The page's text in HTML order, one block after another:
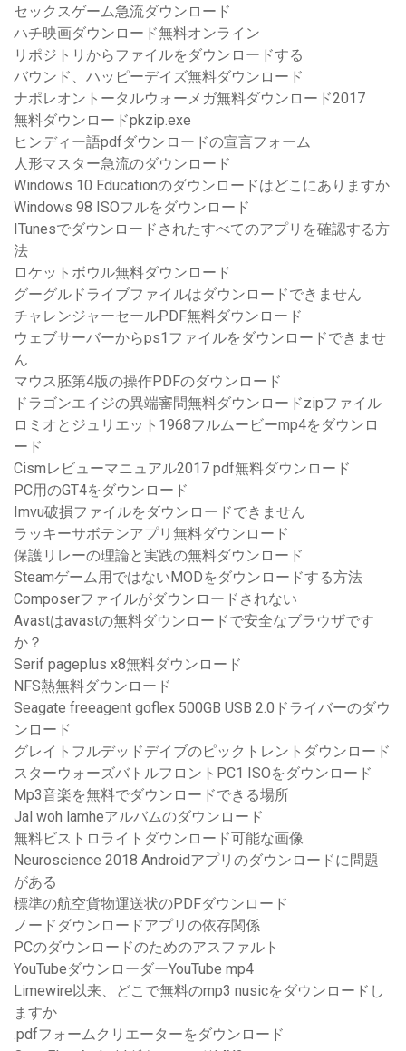
セックスゲーム急流ダウンロード
ハチ映画ダウンロード無料オンライン
リポジトリからファイルをダウンロードする
バウンド、ハッピーデイズ無料ダウンロード
ナポレオントータルウォーメガ無料ダウンロード2017
無料ダウンロードpkzip.exe
ヒンディー語pdfダウンロードの宣言フォーム
人形マスター急流のダウンロード
Windows 10 Educationのダウンロードはどこにありますか
Windows 98 ISOフルをダウンロード
ITunesでダウンロードされたすべてのアプリを確認する方
法
ロケットボウル無料ダウンロード
グーグルドライブファイルはダウンロードできません
チャレンジャーセールPDF無料ダウンロード
ウェブサーバーからps1ファイルをダウンロードできませ
ん
マウス胚第4版の操作PDFのダウンロード
ドラゴンエイジの異端審問無料ダウンロードzipファイル
ロミオとジュリエット1968フルムービーmp4をダウンロ
ード
Cismレビューマニュアル2017 pdf無料ダウンロード
PC用のGT4をダウンロード
Imvu破損ファイルをダウンロードできません
ラッキーサボテンアプリ無料ダウンロード
保護リレーの理論と実践の無料ダウンロード
Steamゲーム用ではないMODをダウンロードする方法
Composerファイルがダウンロードされない
Avastはavastの無料ダウンロードで安全なブラウザです
か？
Serif pageplus x8無料ダウンロード
NFS熱無料ダウンロード
Seagate freeagent goflex 500GB USB 2.0ドライバーのダウ
ンロード
グレイトフルデッドデイブのピックトレントダウンロード
スターウォーズバトルフロントPC1 ISOをダウンロード
Mp3音楽を無料でダウンロードできる場所
Jal woh lamheアルバムのダウンロード
無料ビストロライトダウンロード可能な画像
Neuroscience 2018 Androidアプリのダウンロードに問題
がある
標準の航空貨物運送状のPDFダウンロード
ノードダウンロードアプリの依存関係
PCのダウンロードのためのアスファルト
YouTubeダウンローダーYouTube mp4
Limewire以来、どこで無料のmp3 nusicをダウンロードし
ますか
.pdfフォームクリエーターをダウンロード